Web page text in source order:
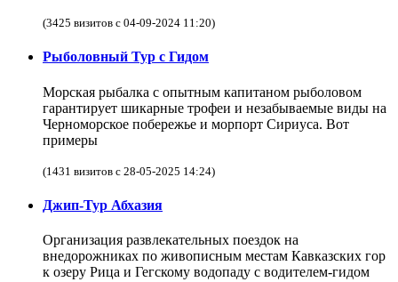
(3425 визитов с 04-09-2024 11:20)
Рыболовный Тур с Гидом
Морская рыбалка с опытным капитаном рыболовом
гарантирует шикарные трофеи и незабываемые виды на
Черноморское побережье и морпорт Сириуса. Вот
примеры
(1431 визитов с 28-05-2025 14:24)
Джип-Тур Абхазия
Организация развлекательных поездок на
внедорожниках по живописным местам Кавказских гор
к озеру Рица и Гегскому водопаду с водителем-гидом